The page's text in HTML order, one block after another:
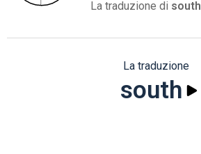
La traduzione di south
La traduzione
south